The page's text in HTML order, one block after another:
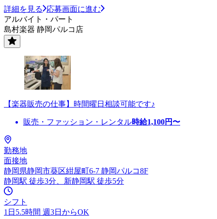
詳細を見る
応募画面に進む
アルバイト・パート
島村楽器 静岡パルコ店
【楽器販売の仕事】時間曜日相談可能です♪
販売・ファッション・レンタル時給1,100円〜
勤務地
面接地
静岡県静岡市葵区紺屋町6-7 静岡パルコ8F
静岡駅 徒歩3分、新静岡駅 徒歩5分
シフト
1日5.5時間 週3日からOK